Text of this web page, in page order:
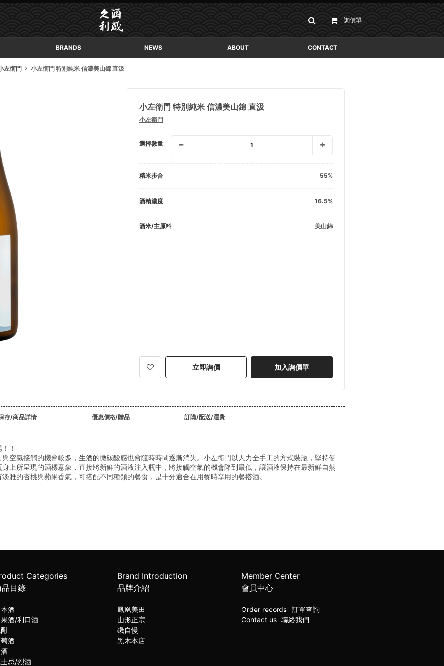
詢價單
BRANDS NEWS ABOUT CONTACT
左衛門 小左衛門 特別純米 信濃美山錦 直汲
小左衛門 特別純米 信濃美山錦 直汲
小左衛門
選擇數量 1
精米步合 55
酒精濃度 16.5
酒米/主原料 美山錦
立即詢價 加入詢價單
存/商品詳情 優惠價格/贈品 訂購/配送/運費
！
空氣接觸的機會較多，生酒的微碳酸感也會隨時時間逐漸消失。小左衛門以人力全手工的方式裝瓶，堅持使
上所呈現的酒標意象，直接將新鮮的酒液注入瓶中，將接觸空氣的機會降到最低，讓酒液保持在最新鮮自然
雅的杏桃與蘋果香氣，可搭配不同種類的餐食，是十分適合在用餐時享用的餐搭酒。
Categories
品目錄
酒
酒/利口酒
酒
忌/烈酒
Brand Introduction
品牌介紹
鳳凰美田
山形正宗
磯自慢
黑木本店
Member Center
會員中心
Order records
訂單查詢
Contact us
聯絡我們